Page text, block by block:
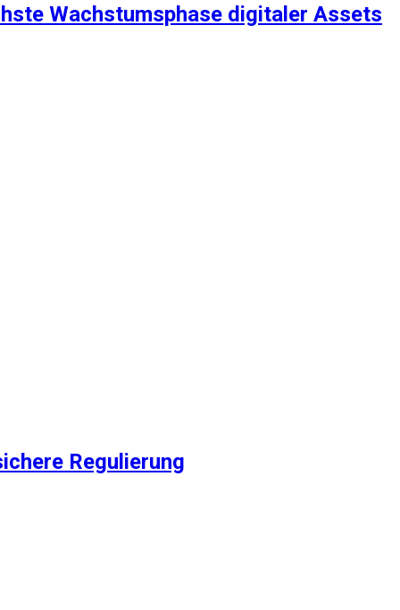
Wachstumsphase digitaler Assets
Regulierung